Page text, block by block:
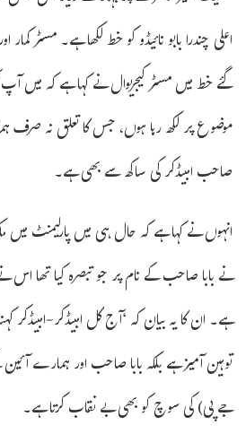
اعلی چندرا بابو نائیڈو کو خط لکھا ہے۔ مسٹر کمار
گئے خط میں مسٹر کیجریوال نے کہا ہے کہ میں
موضوع پر لکھ رہا ہوں، جس کا تعلق نہ صرف
صاحب امبیڈکر کی ساکھ سے بھی ہے۔
انہوں نے کہا ہے کہ حال ہی میں پارلیمنٹ
نے بابا صاحب کے نام پر جو تبصرہ کیا تھا اس
ہے۔ ان کا یہ بیان کہ ‘آج کل امبیڈکر-
توہین آمیز ہے بلکہ بابا صاحب اور ہمارے آئین
جے پی) کی سوچ کو بھی بے نقاب کرتا ہے۔